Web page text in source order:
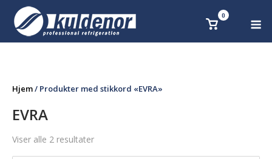
content
Se 0
Hjem/ Produkter med stikkord «EVRA»
EVRA
Viser alle 2 resultater